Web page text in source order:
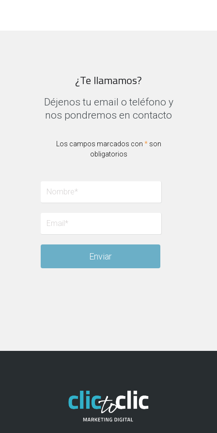
¿Te llamamos?
Déjenos tu email o teléfono y
nos pondremos en contacto
Los campos marcados con *son
obligatorios